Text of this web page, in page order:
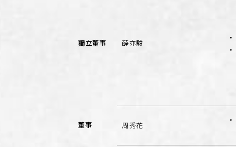
獨立董事 薛亦駿
董事 周秀花